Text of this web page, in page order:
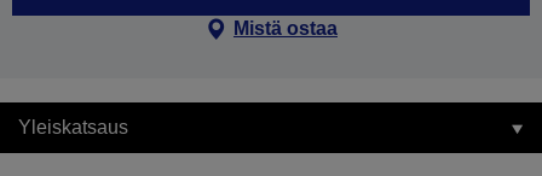
Mistä ostaa
Yleiskatsaus